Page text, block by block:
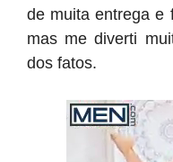
de muita entrega e
mas me diverti
dos fatos.